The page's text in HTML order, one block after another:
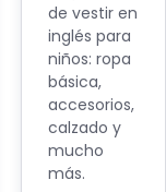
de vestir en
inglés para
niños: ropa
básica,
accesorios,
calzado y
mucho
más.